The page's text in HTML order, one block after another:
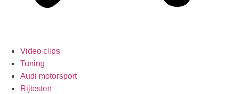
Video clips
Tuning
Audi motorsport
Rijtesten